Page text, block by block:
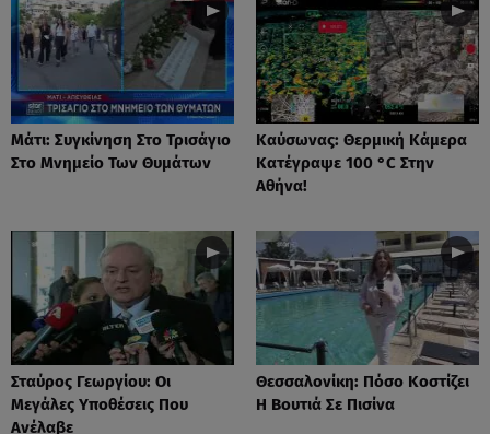
Μάτι: Συγκίνηση Στο Τρισάγιο
Στο Μνημείο Των Θυμάτων
Καύσωνας: Θερμική Κάμερα
Κατέγραψε 100 °C Στην
Αθήνα!
Σταύρος Γεωργίου: Οι
Μεγάλες Υποθέσεις Που
Ανέλαβε
Θεσσαλονίκη: Πόσο Κοστίζει
Η Βουτιά Σε Πισίνα